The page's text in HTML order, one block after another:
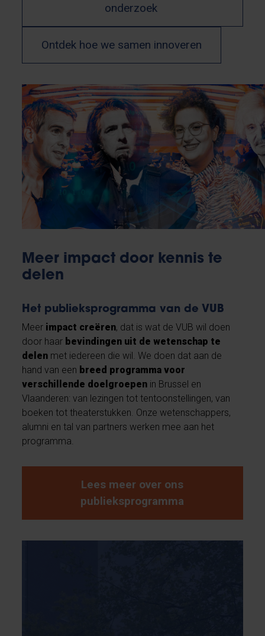
onderzoek
Ontdek hoe we samen innoveren
Meer impact door kennis te
delen
Het publieksprogramma van de VUB
Meer impact creëren, dat is wat de VUB wil doen
door haar bevindingen uit de wetenschap te
delen met iedereen die wil. We doen dat aan de
hand van een breed programma voor
verschillende doelgroepen in Brussel en
Vlaanderen: van lezingen tot tentoonstellingen, van
boeken tot theaterstukken. Onze wetenschappers,
alumni en tal van partners werken mee aan het
programma.
Lees meer over ons
publieksprogramma